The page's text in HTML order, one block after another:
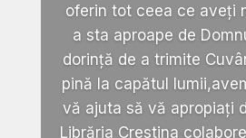
oferin tot ceea ce aveți
a sta aproape de
dorință de a trimite
pină la capătul
vă ajuta să vă apropiați
Librăria Crestina